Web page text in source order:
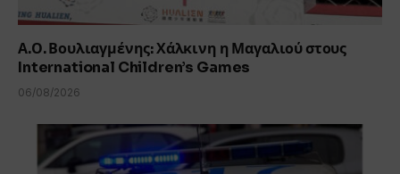
Α.Ο. Βουλιαγμένης: Χάλκινη η Μαγαλιού στους
International Children’s Games
06/08/2026